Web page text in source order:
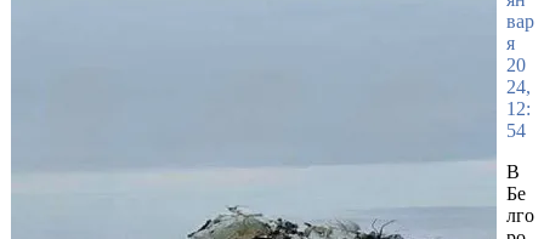
вар
я
20
24,
12:
54
В
Бе
лго